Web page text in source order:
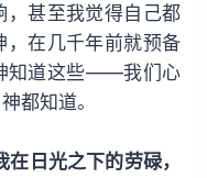
，甚至我觉得自己都
，在几千年前就预备
知道这些——我们心
都知道。
日光之下的劳碌，